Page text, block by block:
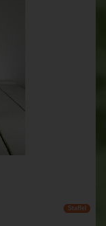
Staffel